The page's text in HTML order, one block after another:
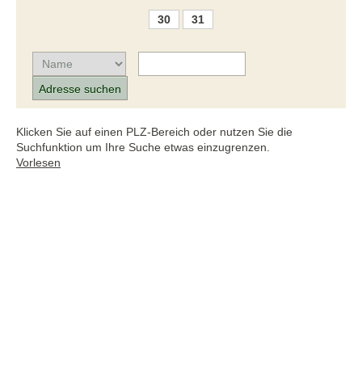
30 31
Klicken Sie auf einen PLZ-Bereich oder nutzen Sie die
Suchfunktion um Ihre Suche etwas einzugrenzen.
Vorlesen